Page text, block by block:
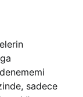
sadece